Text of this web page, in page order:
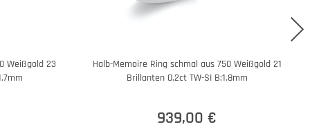
Weißgold 23
Halb-Memoire Ring schmal aus 750 Weißgold 21
Brillanten 0,2ct TW-SI B:1,8mm
939,00 €